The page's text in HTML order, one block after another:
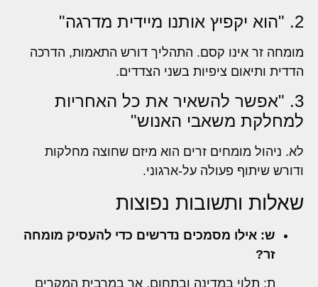
2. "הוא יקפיץ אותנו מיידית מדרגה"
מומחה זר אינו קסם. התהליך דורש התאמות, הדרכה
הדדית ותיאום ציפיות בשני הצדדים.
3. "אפשר להשאיר את כל האחריות
למחלקת משאבי האנוש"
לא. ניהול מומחים זרים הוא מיזם שחוצה מחלקות
ודורש שיתוף פעולה על-ארגוני.
שאלות ותשובות נפוצות
ש: אילו מסמכים נדרשים כדי להעסיק מומחה
זר?
ת: תלוי במדינה ובתחום, אך במרבית המקרים